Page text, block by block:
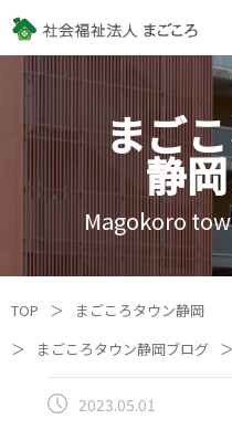
まご
静
Magokoro
TOP ＞
まごころタウン静岡
＞
まごころタウン静岡ブログ ＞
2023.05.01